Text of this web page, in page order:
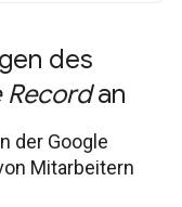
des
an
der Google
Mitarbeitern